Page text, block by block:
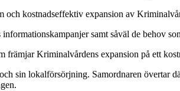
och kostnadseffektiv expansion av
samt såväl de behov
främjar Kriminalvårdens expansion på ett
sin lokalförsörjning. Samordnaren övertar